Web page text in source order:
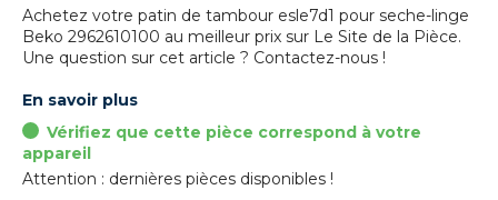
Achetez votre patin de tambour esle7d1 pour seche-linge
Beko 2962610100 au meilleur prix sur Le Site de la Pièce.
Une question sur cet article ? Contactez-nous !
En savoir plus
Vérifiez que cette pièce correspond à votre
appareil
Attention : dernières pièces disponibles !